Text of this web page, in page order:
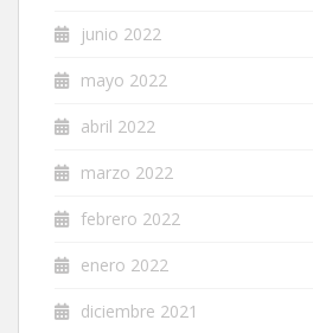
junio 2022
mayo 2022
abril 2022
marzo 2022
febrero 2022
enero 2022
diciembre 2021